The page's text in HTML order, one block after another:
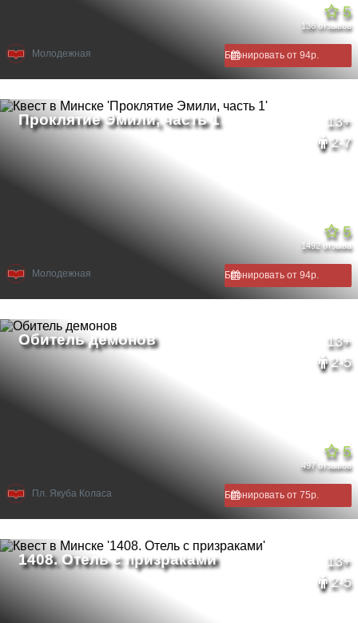
5
136 отзывов
Молодежная Бронировать от 94р.
13+
2-7
5
1492 отзыва
Молодежная Бронировать от 94р.
13+
2-5
5
497 отзывов
Пл. Якуба Коласа Бронировать от 75р.
13+
2-5